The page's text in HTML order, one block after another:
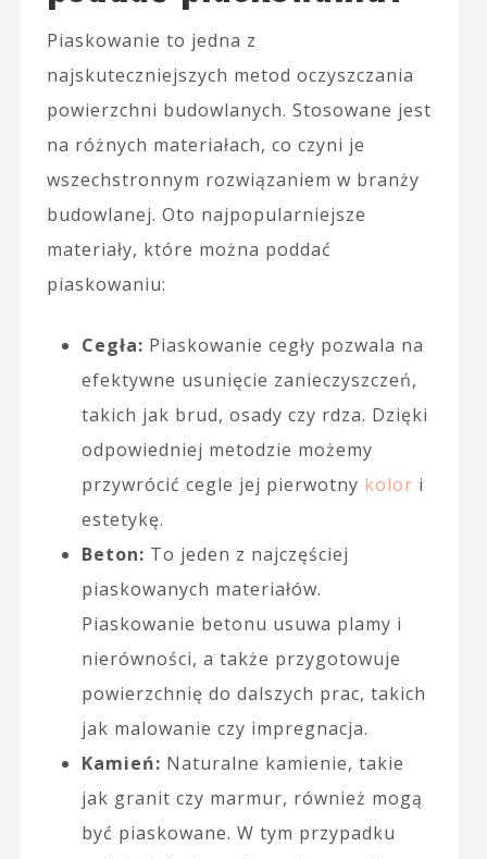
Piaskowanie to jedna z
najskuteczniejszych metod oczyszczania
powierzchni budowlanych. Stosowane jest
na różnych materiałach, co czyni je
wszechstronnym rozwiązaniem w branży
budowlanej. Oto najpopularniejsze
materiały, które można poddać
piaskowaniu:
Cegła: Piaskowanie cegły pozwala na
efektywne usunięcie zanieczyszczeń,
takich jak brud, osady czy rdza. Dzięki
odpowiedniej metodzie możemy
przywrócić cegle jej pierwotny kolor i
estetykę.
Beton: To jeden z najczęściej
piaskowanych materiałów.
Piaskowanie betonu usuwa plamy i
nierówności, a także przygotowuje
powierzchnię do dalszych prac, takich
jak malowanie czy impregnacja.
Kamień: Naturalne kamienie, takie
jak granit czy marmur, również mogą
być piaskowane. W tym przypadku